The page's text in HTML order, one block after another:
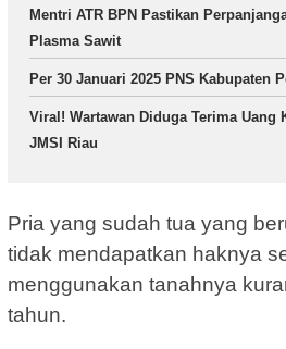
Mentri ATR BPN Pastikan
Plasma Sawit
Per 30 Januari 2025 PNS Kabupaten
Viral! Wartawan Diduga Terima Uang
JMSI Riau
Pria yang sudah tua yang
tidak mendapatkan haknya
menggunakan tanahnya
tahun.